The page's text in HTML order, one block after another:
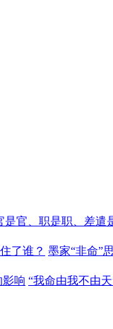
是官、职是职、差遣
了谁？ 墨家“非命”
响 “我命由我不由